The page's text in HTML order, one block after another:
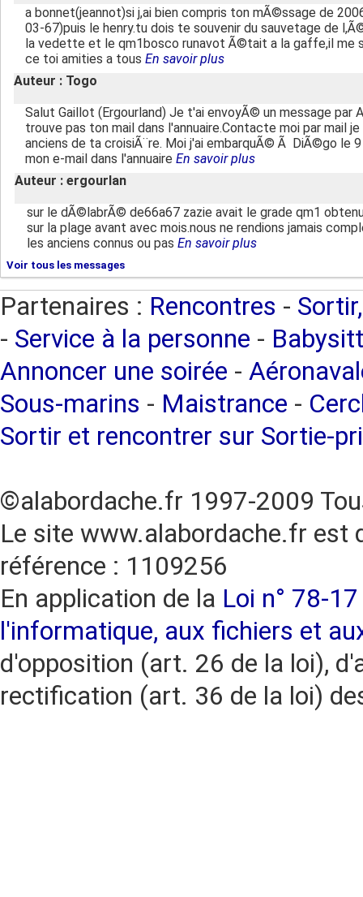
a bonnet(jeannot)si j,ai bien compris ton mÃ©ssage de
03-67)puis le henry.tu dois te souvenir du sauvetage de
la vedette et le qm1bosco runavot Ã©tait a la gaffe,il me
ce toi amities a tous En savoir plus
Auteur : Togo
Salut Gaillot (Ergourland) Je t'ai envoyÃ© un message par
trouve pas ton mail dans l'annuaire.Contacte moi par mail
anciens de ta croisiÃ¨re. Moi j'ai embarquÃ© Ã DiÃ©go
mon e-mail dans l'annuaire En savoir plus
Auteur : ergourlan
sur le dÃ©labrÃ© de66a67 zazie avait le grade qm1
sur la plage avant avec mois.nous ne rendions jamais
les anciens connus ou pas En savoir plus
Voir tous les messages
Partenaires : Rencontres -
- Service à la personne -
Annoncer une soirée -
Sous-marins - Maistrance -
Sortir et rencontrer sur Sortie-
©alabordache.fr 1997-2009
Le site www.alabordache.fr est
référence : 1109256
En application de la Loi n° 78-
l'informatique, aux fichiers et
d'opposition (art. 26 de la loi),
rectification (art. 36 de la loi)